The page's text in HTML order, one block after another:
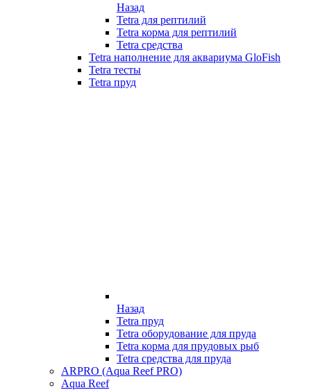
Назад
Tetra для рептилий
Tetra корма для рептилий
Tetra средства
Tetra наполнение для аквариума GloFish
Tetra тесты
Tetra пруд
Назад
Tetra пруд
Tetra оборудование для пруда
Tetra корма для прудовых рыб
Tetra средства для пруда
ARPRO (Aqua Reef PRO)
Aqua Reef